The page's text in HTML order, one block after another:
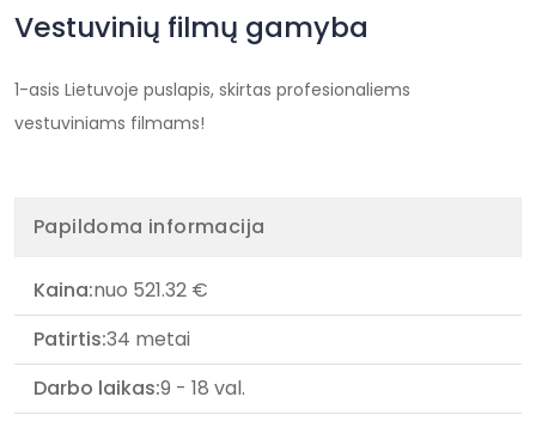
Vestuvinių filmų gamyba
1-asis Lietuvoje puslapis, skirtas profesionaliems
vestuviniams filmams!
Papildoma informacija
Kaina:nuo 521.32 €
Patirtis:34 metai
Darbo laikas:9 - 18 val.